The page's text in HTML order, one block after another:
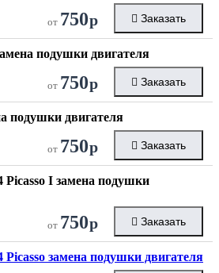
от 750р Заказать
подушки двигателя
от 750р Заказать
подушки двигателя
от 750р Заказать
Picasso I замена подушки
от 750р Заказать
Picasso замена подушки двигателя